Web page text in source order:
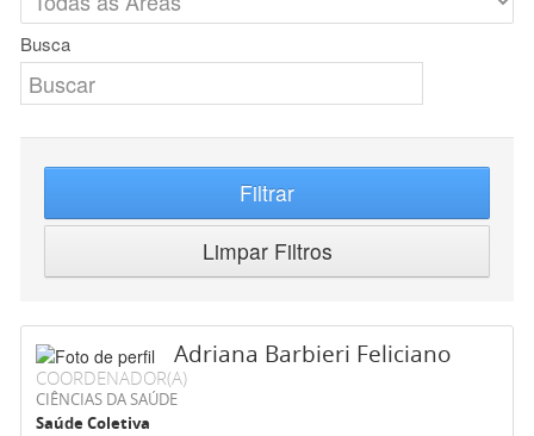
Busca
Filtrar
Limpar Filtros
Adriana Barbieri Feliciano
COORDENADOR(A)
CIÊNCIAS DA SAÚDE
Saúde Coletiva